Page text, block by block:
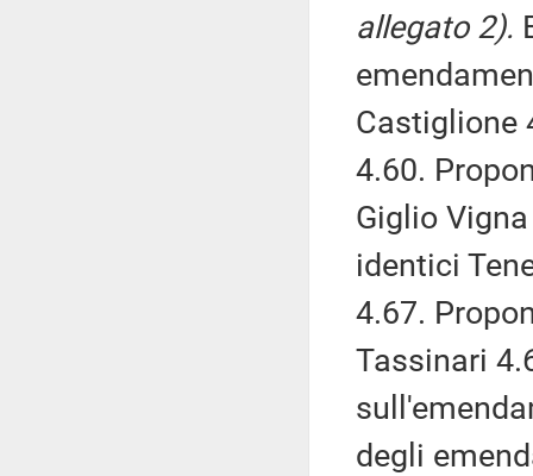
allegato 2).
Castiglione
4.60.
Giglio
identici
4.67.
Tassinari
degli